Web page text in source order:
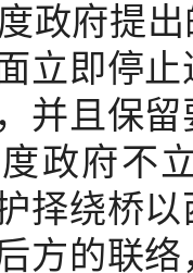
政府提
立即停
并且保
政府不
择绕桥
方的联